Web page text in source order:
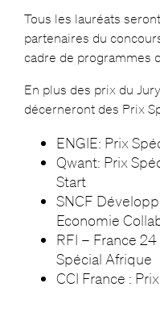
Tous les lauréats
partenaires du
cadre de programmes
En plus des prix du
décerneront des Prix
ENGIE: Prix
Qwant: Prix
Start
SNCF
Economie
RFI – France 24
Spécial Afrique
CCI France :